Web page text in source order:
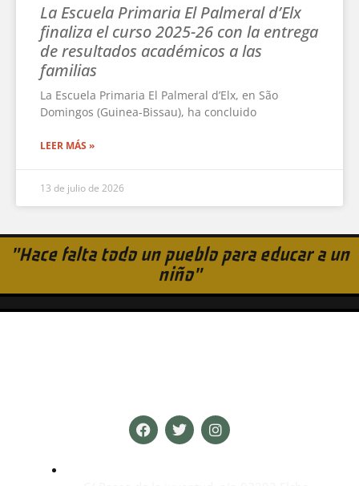
La Escuela Primaria El Palmeral d’Elx
finaliza el curso 2025-26 con la entrega
de resultados académicos a las
familias
La Escuela Primaria El Palmeral d’Elx, en São
Domingos (Guinea-Bissau), ha concluido
LEER MÁS »
13 de julio de 2026
"Hace falta todo un pueblo para educar a un
niño"